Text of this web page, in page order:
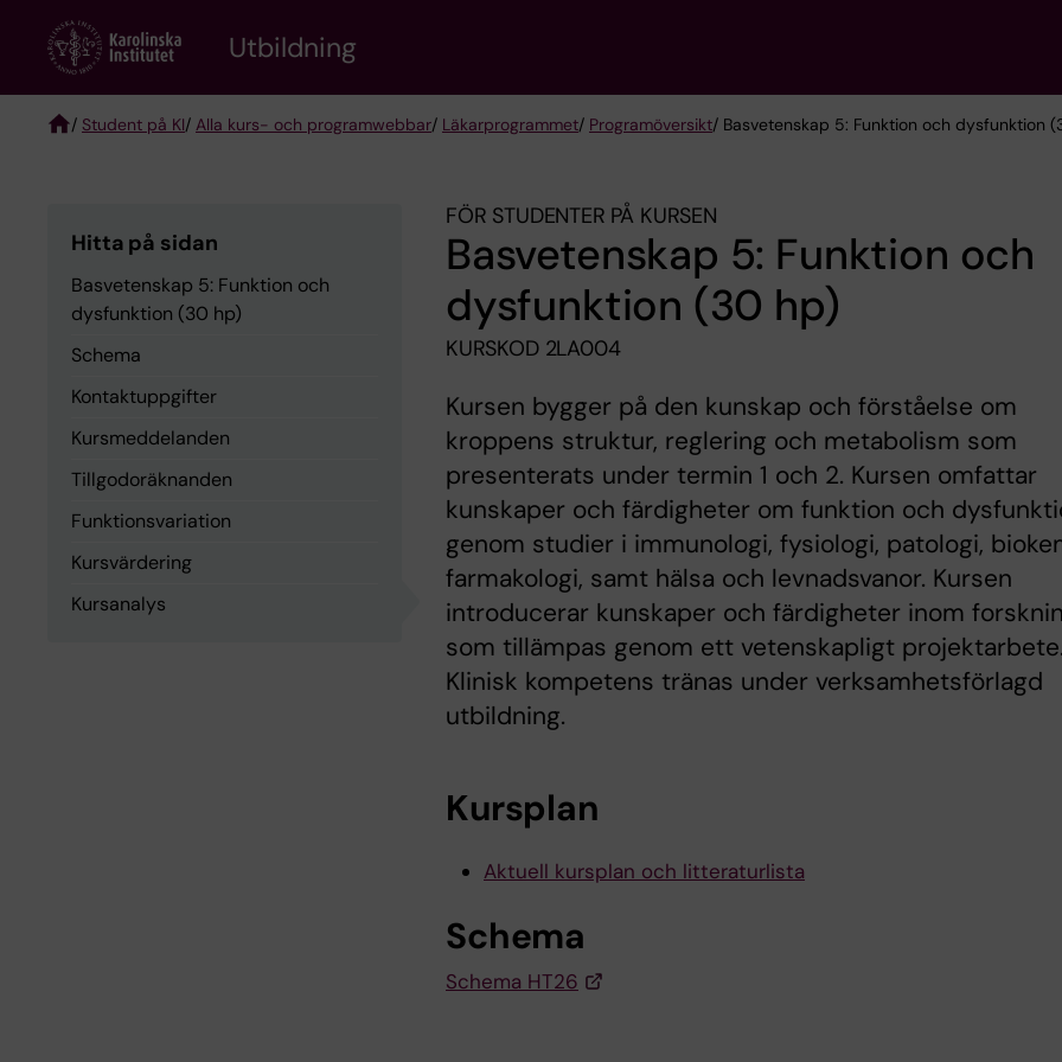
content
Utbildning
/ Student på KI/ Alla kurs- och programwebbar/ Läkarprogrammet/ Programöversikt/ Basvetenskap 5: Funktion och dysfunktion
Hitta på sidan
Basvetenskap 5: Funktion och
dysfunktion (30 hp)
Schema
Kontaktuppgifter
Kursmeddelanden
Tillgodoräknanden
Funktionsvariation
Kursvärdering
Kursanalys
FÖR STUDENTER PÅ KURSEN
Basvetenskap 5: Funktion och
dysfunktion (30 hp)
KURSKOD 2LA004
Kursen bygger på den kunskap och förståelse om
kroppens struktur, reglering och metabolism som
presenterats under termin 1 och 2. Kursen omfattar
kunskaper och färdigheter om funktion och
genom studier i immunologi, fysiologi, patologi,
farmakologi, samt hälsa och levnadsvanor. Kursen
introducerar kunskaper och färdigheter inom
som tillämpas genom ett vetenskapligt projektarbete.
Klinisk kompetens tränas under verksamhetsförlagd
utbildning.
Kursplan
Aktuell kursplan och litteraturlista
Schema
Schema HT26